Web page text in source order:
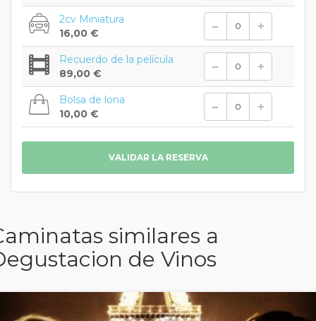
2cv Miniatura
16,00 €
Recuerdo de la película
89,00 €
Bolsa de lona
10,00 €
similares a
de Vinos